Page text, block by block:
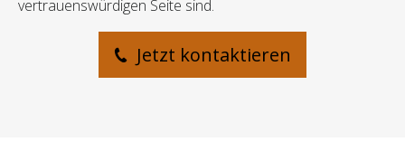
vertrauenswürdigen Seite sind.
Jetzt kontaktieren